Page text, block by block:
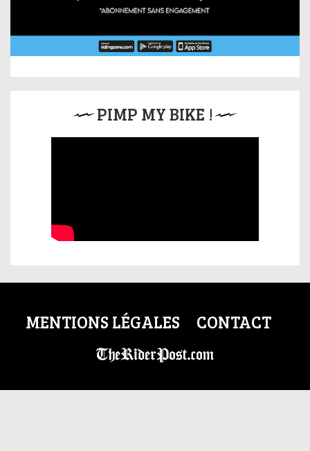
PIMP MY BIKE !
MENTIONS LÉGALES CONTACT